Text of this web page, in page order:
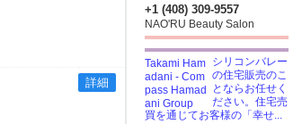
詳細
+1 (408) 309-9557
NAO'RU Beauty Salon
シリコンバレー
の住宅販売のこ
とならお任せく
ださい。住宅売
買を通じてお客様の「幸せ...